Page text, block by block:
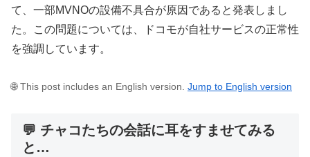
て、一部MVNOの設備不具合が原因であると発表しまし
た。この問題については、ドコモが自社サービスの正常性
を強調しています。
🌐 This post includes an English version. Jump to English version
💬 チャコたちの会話に耳をすませてみる
と…